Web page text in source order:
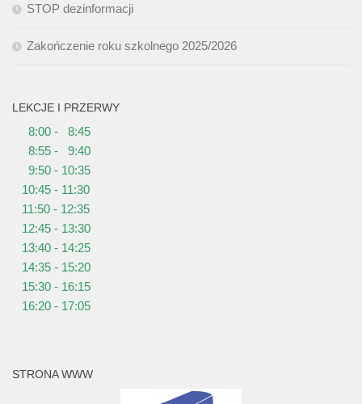
STOP dezinformacji
Zakończenie roku szkolnego 2025/2026
LEKCJE I PRZERWY
8:00 - 8:45
8:55 - 9:40
9:50 - 10:35
10:45 - 11:30
11:50 - 12:35
12:45 - 13:30
13:40 - 14:25
14:35 - 15:20
15:30 - 16:15
16:20 - 17:05
STRONA WWW